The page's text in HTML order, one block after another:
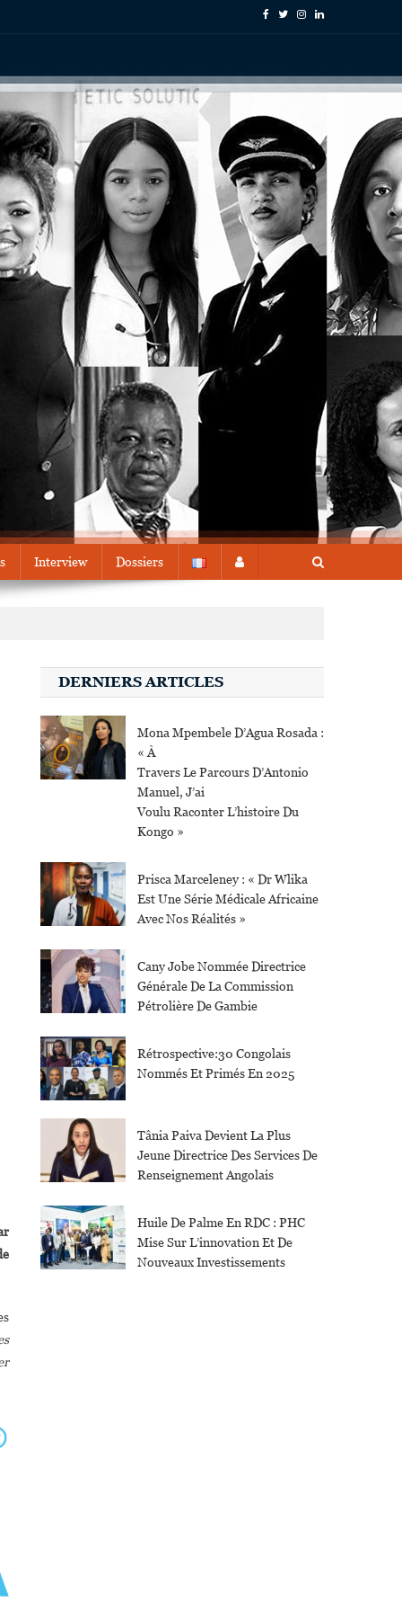
Interview Dossiers
DERNIERS ARTICLES
Mona Mpembele D’Agua Rosada :
« À
Travers Le Parcours D’Antonio
Manuel, J’ai
Voulu Raconter L’histoire Du
Kongo »
Prisca Marceleney : « Dr Wlika
Est Une Série Médicale Africaine
Avec Nos Réalités »
Cany Jobe Nommée Directrice
Générale De La Commission
Pétrolière De Gambie
Rétrospective:30 Congolais
Nommés Et Primés En 2025
Tânia Paiva Devient La Plus
Jeune Directrice Des Services De
Renseignement Angolais
Huile De Palme En RDC : PHC
Mise Sur L’innovation Et De
Nouveaux Investissements